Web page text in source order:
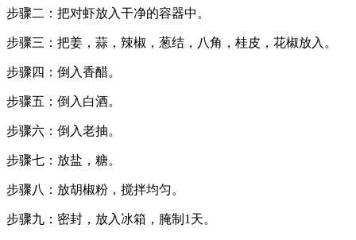
步骤二：把对虾放入干净的容器中。
步骤三：把姜，蒜，辣椒，葱结，八角，桂皮，花椒放入。
步骤四：倒入香醋。
步骤五：倒入白酒。
步骤六：倒入老抽。
步骤七：放盐，糖。
步骤八：放胡椒粉，搅拌均匀。
步骤九：密封，放入冰箱，腌制1天。